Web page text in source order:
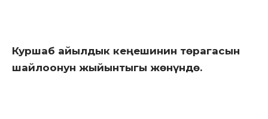
Куршаб айылдык кеңешинин төрагасын
шайлоонун жыйынтыгы жөнүндө.